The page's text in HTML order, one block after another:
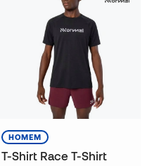
HOMEM
T-Shirt Race T-Shirt